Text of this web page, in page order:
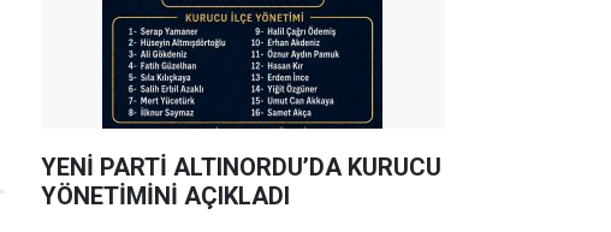
YENİ PARTİ ALTINORDU’DA KURUCU
YÖNETİMİNİ AÇIKLADI